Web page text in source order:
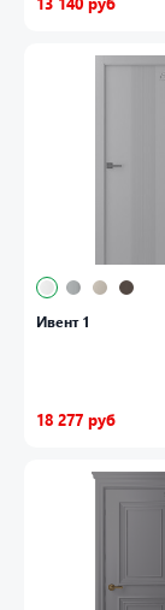
Ивент 1
18 277 руб